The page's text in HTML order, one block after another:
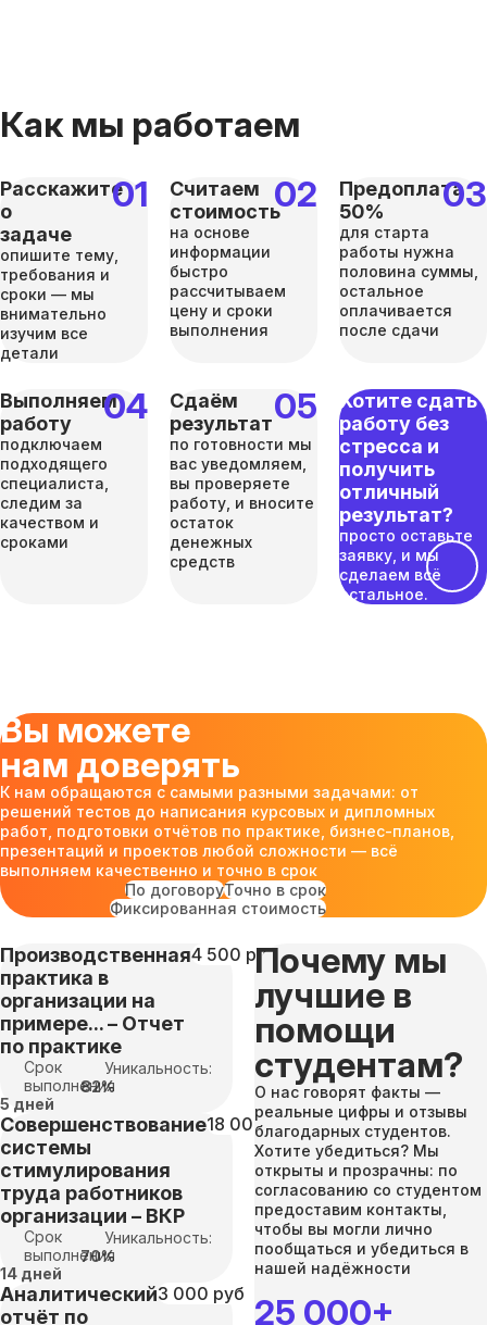
Как мы работаем
Расскажите
о
задаче
опишите тему,
требования и
сроки — мы
внимательно
изучим все
детали
Считаем
стоимость
на основе
информации
быстро
рассчитываем
цену и сроки
выполнения
Предоплата
50%
для старта
работы нужна
половина суммы,
остальное
оплачивается
после сдачи
Выполняем
работу
подключаем
подходящего
специалиста,
следим за
качеством и
сроками
Сдаём
результат
по готовности мы
вас уведомляем,
вы проверяете
работу, и вносите
остаток
денежных
средств
Хотите сдать
работу без
стресса и
получить
отличный
результат?
просто оставьте
заявку, и мы
сделаем всё
остальное.
Вы можете
нам доверять
К нам обращаются с самыми разными задачами: от
решений тестов до написания курсовых и дипломных
работ, подготовки отчётов по практике, бизнес-планов,
презентаций и проектов любой сложности — всё
выполняем качественно и точно в срок
По договоруТочно в срок
Фиксированная стоимость
Производственная
практика в
организации на
примере... – Отчет
по практике
4 500 руб
Срок
выполнения
5 дней
Уникальность:
82%
Совершенствование
системы
стимулирования
труда работников
организации – ВКР
18 000 руб
Срок
выполнения
14 дней
Уникальность:
70%
Аналитический
отчёт по
3 000 руб
Почему мы
лучшие в
помощи
студентам?
О нас говорят факты —
реальные цифры и отзывы
благодарных студентов.
Хотите убедиться? Мы
открыты и прозрачны: по
согласованию со студентом
предоставим контакты,
чтобы вы могли лично
пообщаться и убедиться в
нашей надёжности
25 000+